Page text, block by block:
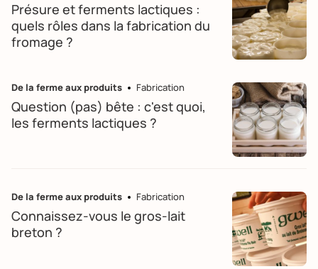
Présure et ferments lactiques :
quels rôles dans la fabrication du
fromage ?
De la ferme aux produits Fabrication
Question (pas) bête : c'est quoi,
les ferments lactiques ?
De la ferme aux produits Fabrication
Connaissez-vous le gros-lait
breton ?